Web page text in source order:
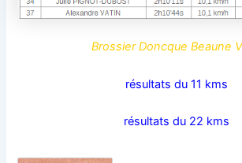
Brossier Doncque Beaune
résultats du 11 kms
résultats du 22 kms